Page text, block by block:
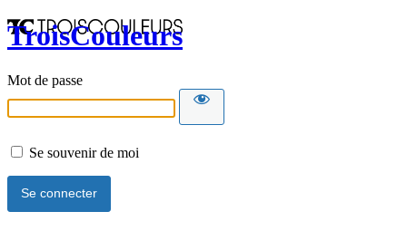
TroisCouleurs
Mot de passe
Se souvenir de moi